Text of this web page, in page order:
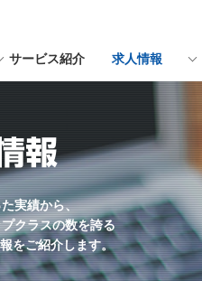
サービス紹介 求人情報
報
実績から、
クラスの数を誇る
をご紹介します。
ツ企画